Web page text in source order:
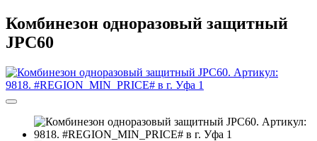
Комбинезон одноразовый защитный
JPC60